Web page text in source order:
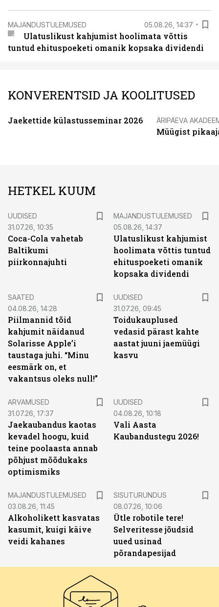
MAJANDUSTULEMUSED 05.08.26, 14:37
Ulatuslikust kahjumist hoolimata võttis
tuntud ehituspoeketi omanik kopsaka dividendi
KONVERENTSID JA KOOLITUSED
Jaekettide külastusseminar 2026 ÄRIPÄEVA
Müügist
HETKEL KUUM
UUDISED
31.07.26, 10:35
Coca-Cola vahetab
Baltikumi
piirkonnajuhti
MAJANDUSTULEMUSED
05.08.26, 14:37
Ulatuslikust kahjumist
hoolimata võttis tuntud
ehituspoeketi omanik
kopsaka dividendi
SAATED
04.08.26, 14:28
Piilmannid tõid
kahjumit näidanud
Solarisse Apple’i
taustaga juhi. “Minu
eesmärk on, et
vakantsus oleks null!”
UUDISED
31.07.26, 09:45
Toidukauplused
vedasid pärast kahte
aastat juuni jaemüügi
kasvu
ARVAMUSED
31.07.26, 17:37
Jaekaubandus kaotas
kevadel hoogu, kuid
teine poolaasta annab
põhjust mõõdukaks
optimismiks
UUDISED
04.08.26, 10:18
Vali Aasta
Kaubandustegu 2026!
MAJANDUSTULEMUSED
03.08.26, 11:45
Alkoholikett kasvatas
kasumit, kuigi käive
veidi kahanes
SISUTURUNDUS
08.07.26, 10:06
Ütle robotile tere!
Selveritesse jõudsid
uued usinad
põrandapesijad